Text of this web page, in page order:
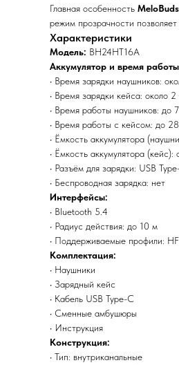
Главная особенность
режим прозрачности
Xарактеристики
Модель: BH24HT16A
Аккумулятор и время
• Время зарядки наушников:
• Время зарядки кейса: около 2
• Время работы наушников: до
• Время работы с кейсом: до
• Ёмкость аккумулятора
• Ёмкость аккумулятора
• Разъём для зарядки: USB
• Беспроводная зарядка: нет
Интерфейсы:
• Bluetooth 5.4
• Радиус действия: до 10 м
• Поддерживаемые профили:
Комплектация:
• Наушники
• Зарядный кейс
• Кабель USB Type-C
• Сменные амбушюры
• Инструкция
Конструкция:
• Тип: внутриканальные